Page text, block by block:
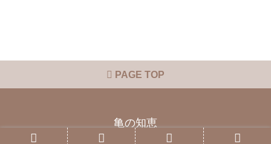
PAGE TOP
亀の知恵
Copyright © 2015 亀の知恵 All Rights Reserved.